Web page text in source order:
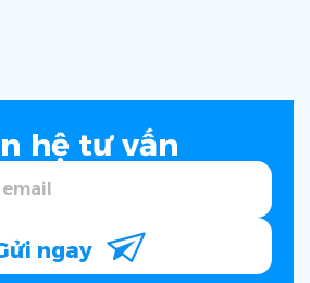
hệ tư vấn
ngay